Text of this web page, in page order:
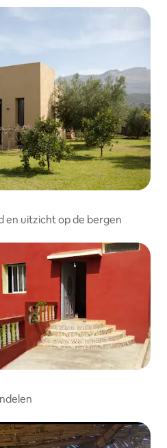
en uitzicht op de bergen